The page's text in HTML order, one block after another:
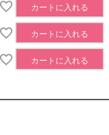
カートに入れる
カートに入れる
カートに入れる